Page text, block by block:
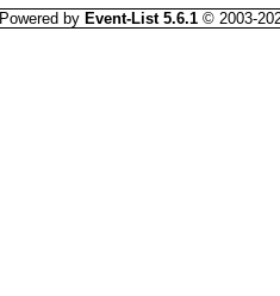
Powered by Event-List 5.6.1© 2003-